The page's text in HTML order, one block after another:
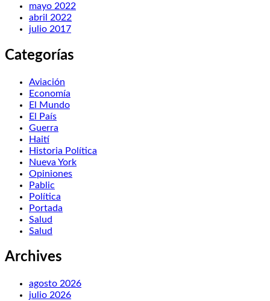
mayo 2022
abril 2022
julio 2017
Categorías
Aviación
Economía
El Mundo
El País
Guerra
Haití
Historia Política
Nueva York
Opiniones
Pablic
Política
Portada
Salud
Salud
Archives
agosto 2026
julio 2026